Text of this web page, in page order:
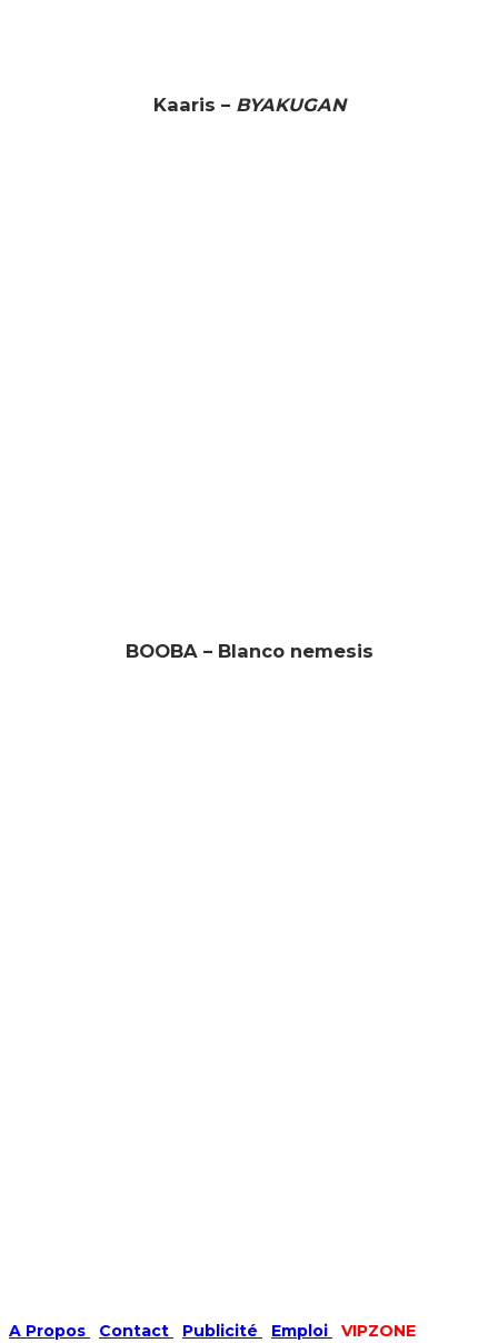
Kaaris – BYAKUGAN
BOOBA – Blanco nemesis
A Propos Contact Publicité Emploi
VIPZONE